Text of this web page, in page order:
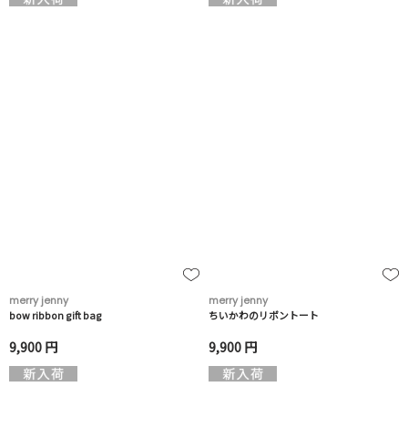
merry jenny
bow ribbon gift bag
9,900 円
merry jenny
ちいかわのリボントート
9,900 円